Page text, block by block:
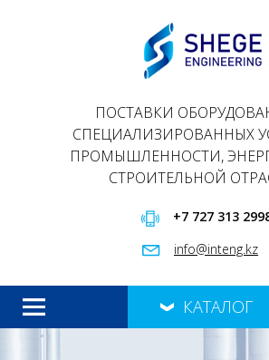
ПОСТАВКИ
СПЕЦИАЛИЗИРОВАННЫХ
ПРОМЫШЛЕННОСТИ,
СТРОИТЕЛЬНОЙ
+7 727 313
info@inteng.kz
КАТАЛОГ